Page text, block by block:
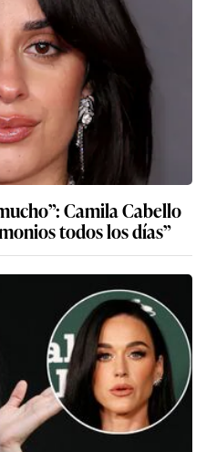
Camila Cabello
todos los días”